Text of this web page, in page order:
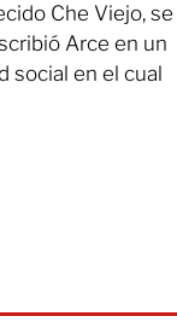
Che Viejo, se
Arce en un
social en el cual